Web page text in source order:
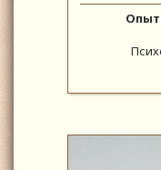
Опыт